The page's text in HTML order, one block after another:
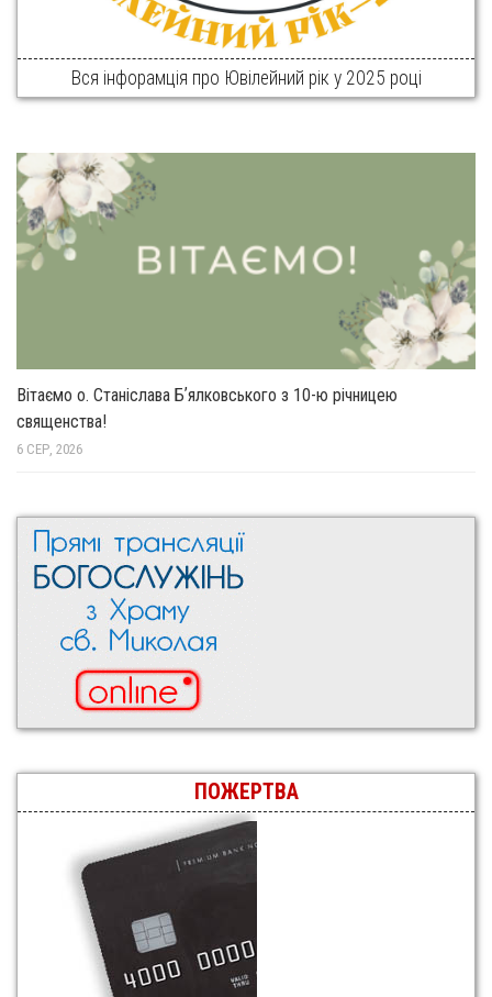
Вся інфорамція про Ювілейний рік у 2025 році
Вітаємо о. Станіслава Бʼялковського з 10-ю річницею
священства!
6 СЕР, 2026
ПОЖЕРТВА